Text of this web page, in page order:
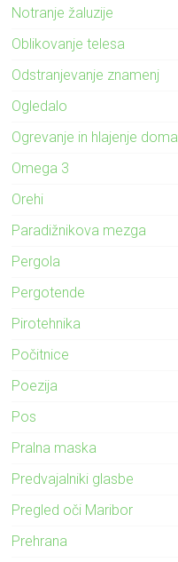
Notranje žaluzije
Oblikovanje telesa
Odstranjevanje znamenj
Ogledalo
Ogrevanje in hlajenje doma
Omega 3
Orehi
Paradižnikova mezga
Pergola
Pergotende
Pirotehnika
Počitnice
Poezija
Pos
Pralna maska
Predvajalniki glasbe
Pregled oči Maribor
Prehrana